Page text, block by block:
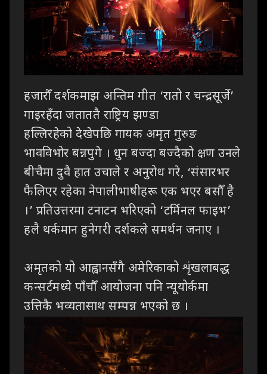
हजारौँ दर्शकमाझ अन्तिम गीत ‘रातो र चन्द्रसूर्जे’
गाइरहँदा जताततै राष्ट्रिय झण्डा
हल्लिरहेको देखेपछि गायक अमृत गुरुङ
भावविभोर बन्नपुगे । धुन बज्दा बज्दैको क्षण उनले
बीचैमा दुवै हात उचाले र अनुरोध गरे, ‘संसारभर
फैलिएर रहेका नेपालीभाषीहरू एक भएर बसौँ है
।’ प्रतिउत्तरमा टनाटन भरिएको ‘टर्मिनल फाइभ’
हलै थर्कमान हुनेगरी दर्शकले समर्थन जनाए ।
अमृतको यो आह्वानसँगै अमेरिकाको शृंखलाबद्ध
कन्सर्टमध्ये पाँचौँ आयोजना पनि न्यूयोर्कमा
उत्तिकै भव्यतासाथ सम्पन्न भएको छ ।